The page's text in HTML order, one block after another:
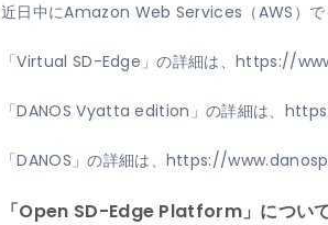
近日中にAmazon Web Services（AWS）で
「Virtual SD-Edge」の詳細は、https://
「DANOS Vyatta edition」の詳細は、
「DANOS」の詳細は、 https://
「Open SD-Edge Platform」につい